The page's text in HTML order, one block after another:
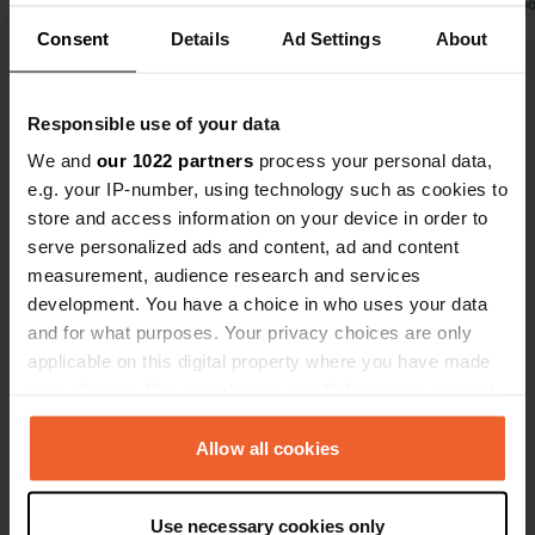
Consent Details Ad Settings About
Responsible use of your data
We and our 1022 partners process your personal data,
e.g. your IP-number, using technology such as cookies to
store and access information on your device in order to
serve personalized ads and content, ad and content
measurement, audience research and services
development. You have a choice in who uses your data
and for what purposes. Your privacy choices are only
applicable on this digital property where you have made
any time from the Cookie Declaration or by clicking on
the Privacy trigger icon.Allow all cookies
Use necessary cookies only
Tellement
mauvaise
Traduit par
Es-tu déjà venu ici ?
Contact
870 30, Nordingrå District, Suède